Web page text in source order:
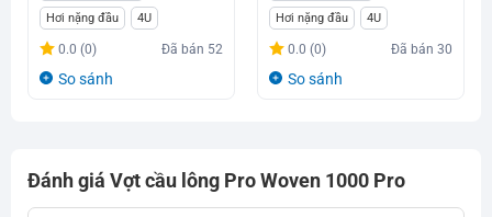
gốc
là:
3.500.000₫.
hiện
tại
là:
Hơi nặng đầu
4U
0.0 (0) Đã bán 52
So sánh
gốc
là:
3.150.000₫.
hiện
tại
là:
Hơi nặng đầu
4U
0.0 (0) Đã bán30
So sánh
Đánh giá Vợt cầu lông Pro Woven 1000 Pro